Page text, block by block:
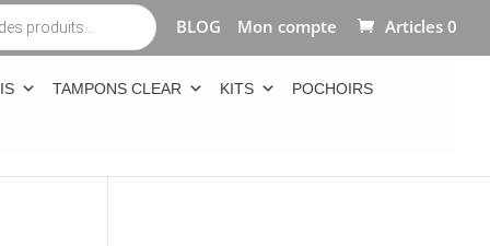
BLOG Mon compte Articles 0
TAMPONS CLEAR KITS POCHOIRS